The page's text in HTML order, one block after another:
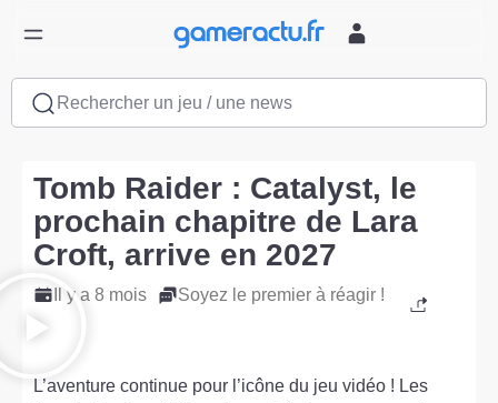
Rechercher un jeu / une news
Tomb Raider : Catalyst, le
prochain chapitre de Lara
Croft, arrive en 2027
Il y a 8 mois Soyez le premier à réagir !
L’aventure continue pour l’icône du jeu vidéo ! Les